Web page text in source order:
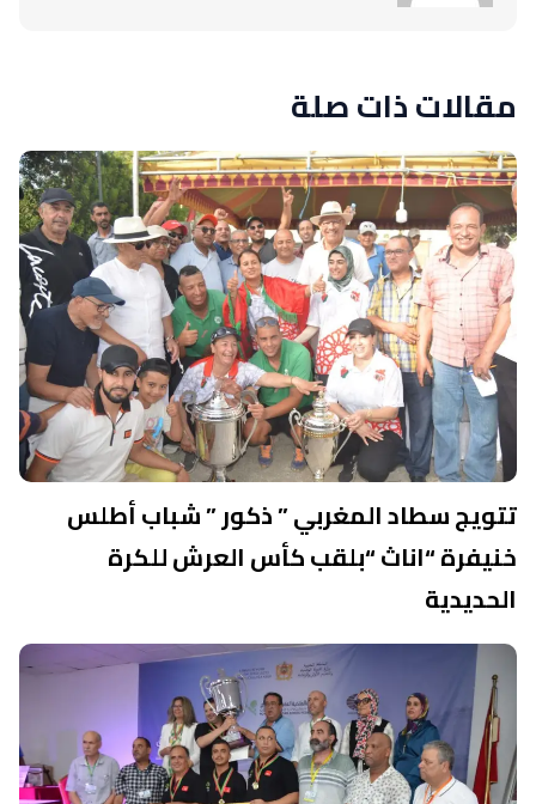
مقالات ذات صلة
تتويج سطاد المغربي ” ذكور ” شباب أطلس
خنيفرة “اناث “بلقب كأس العرش للكرة
الحديدية